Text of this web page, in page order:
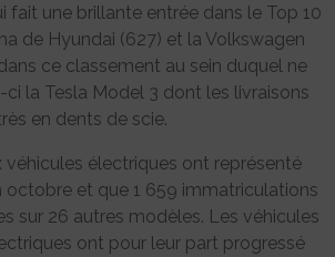
fait une brillante entrée dans le Top 10
de Hyundai (627) et la Volkswagen
ce classement au sein duquel ne
la Tesla Model 3 dont les livraisons
en dents de scie.
véhicules électriques ont représenté
octobre et que 1 659 immatriculations
sur 26 autres modèles. Les véhicules
ont pour leur part progressé